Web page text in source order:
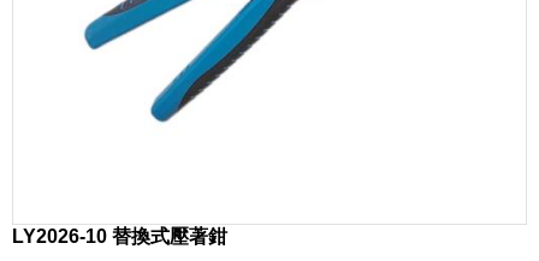
LY2026-10 替換式壓著鉗